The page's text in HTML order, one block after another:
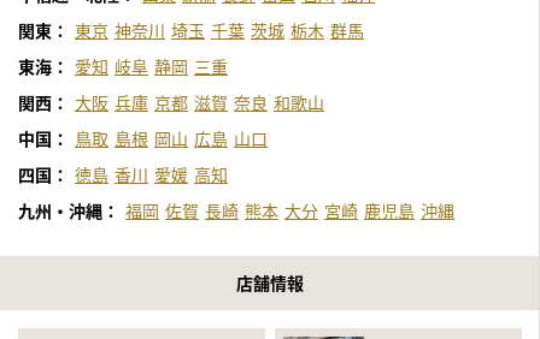
関東：
東京 神奈川 埼玉 千葉 茨城 栃木 群馬
東海：
愛知 岐阜 静岡 三重
関西： 大阪 兵庫 京都 滋賀 奈良 和歌山
中国：
鳥取 島根 岡山 広島 山口
四国： 徳島 香川 愛媛 高知
九州・沖縄： 福岡 佐賀 長崎 熊本 大分 宮崎 鹿児島 沖縄
店舗情報